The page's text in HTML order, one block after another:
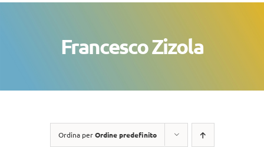
Francesco Zizola
Ordina perOrdine predefinito